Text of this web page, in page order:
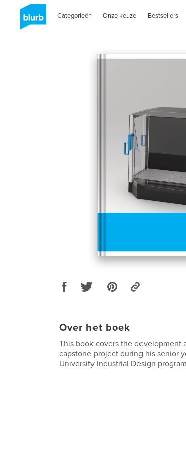
Categorieën Onze keuze Bestsellers
Over het boek
This book covers the development
capstone project during his senior
University Industrial Design